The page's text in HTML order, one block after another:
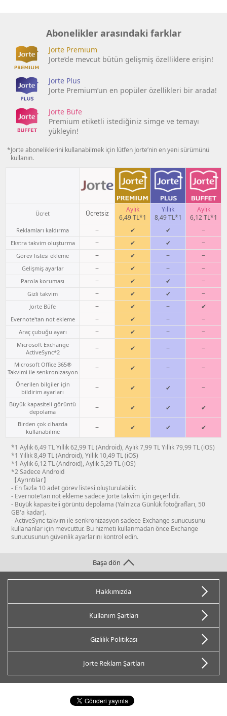
Abonelikler arasındaki farklar
Jorte Premium
Jorte’de mevcut bütün gelişmiş özelliklere erişin!
Jorte Plus
Jorte Premium’un en popüler özellikleri bir arada!
Jorte Büfe
Premium etiketli istediğiniz simge ve temayı
yükleyin!
*Jorte aboneliklerini kullanabilmek için lütfen Jorte’nin en yeni sürümünü
kullanın.
Ücret Ücretsiz
Aylık
6,49 TL*1
Yıllık
8,49 TL*1
Aylık
6,12 TL*1
Reklamları kaldırma − ✔ ✔ −
Ekstra takvim oluşturma − ✔ ✔ −
Görev listesi ekleme − ✔ − −
Gelişmiş ayarlar − ✔ − −
Parola koruması − ✔ ✔ −
Gizli takvim − ✔ ✔ −
Jorte Büfe − ✔ − ✔
Evernote'tan not ekleme − ✔ − −
Araç çubuğu ayarı − ✔ − −
Microsoft Exchange
ActiveSync*2
− ✔ − −
Microsoft Office 365®
Takvimi ile senkronizasyon
− ✔ − −
Önerilen bilgiler için
bildirim ayarları
− ✔ ✔ −
Büyük kapasiteli görüntü
depolama
− ✔ ✔ ✔
Birden çok cihazda
kullanabilme
− ✔ ✔ ✔
*1 Aylık 6,49 TL Yıllık 62,99 TL (Android), Aylık 7,99 TL Yıllık 79,99 TL (iOS)
*1 Yıllık 8,49 TL (Android), Yıllık 10,49 TL (iOS)
*1 Aylık 6,12 TL (Android), Aylık 5,29 TL (iOS)
*2 Sadece Android
【Ayrıntılar】
- En fazla 10 adet görev listesi oluşturulabilir.
- Evernote’tan not ekleme sadece Jorte takvim için geçerlidir.
- Büyük kapasiteli görüntü depolama (Yalnızca Günlük fotoğrafları, 50
GB'a kadar).
- ActiveSync takvim ile senkronizasyon sadece Exchange sunucusunu
kullananlar için mevcuttur. Bu hizmeti kullanmadan önce Exchange
sunucusunun güvenlik ayarlarını kontrol edin.
Hakkımızda
Kullanım Şartları
Gizlilik Politikası
Jorte Reklam Şartları
Başa dön